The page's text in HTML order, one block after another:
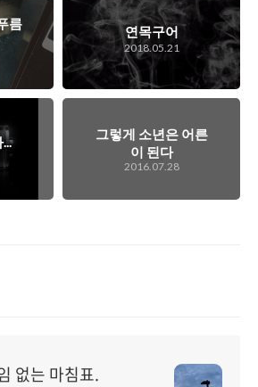
름
연목구어
2018.05.21
그렇게 소년은 어른
이 된다
2016.07.28
없는 마침표.